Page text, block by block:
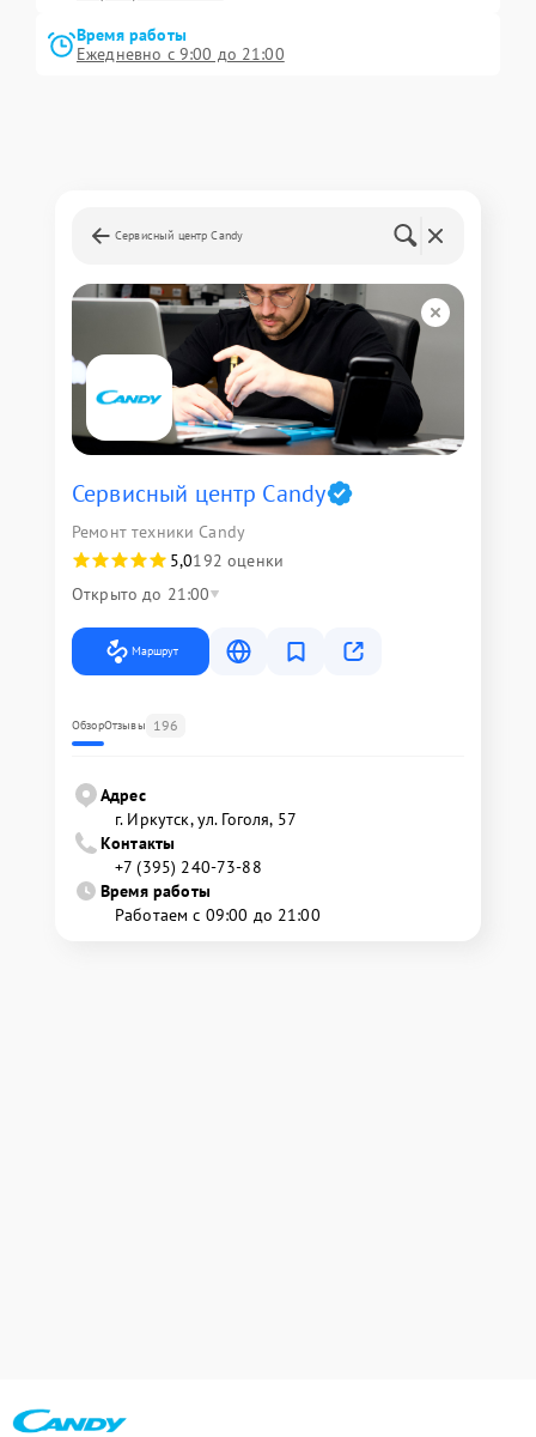
Время работы
Ежедневно с 9:00 до 21:00
Сервисный центр Candy
Сервисный центр Candy
Ремонт техники Candy
5,0192 оценки
Открыто до 21:00
Маршрут
ОбзорОтзывы 196
Адрес
г. Иркутск, ул. ​Гоголя, 57
Контакты
+7 (395) 240-73-88
Время работы
Работаем с 09:00 до 21:00